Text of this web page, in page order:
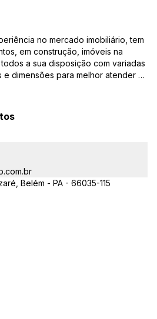
no mercado imobiliário, tem
em construção, imóveis na
a sua disposição com variadas
dimensões para melhor atender as
lhe todas as suas dúvidas
terrenos, salas comerciais e
Belém - PA - 66035-115